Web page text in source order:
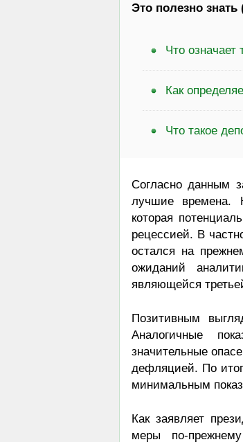
Это полезно
Что означает
Как
Что такое
Согласно данным
лучшие времена.
которая
рецессией. В
остался на
ожиданий
являющейся
Позитивным
Аналогичные
значительные
дефляцией. По
минимальным
Как заявляет
меры по-